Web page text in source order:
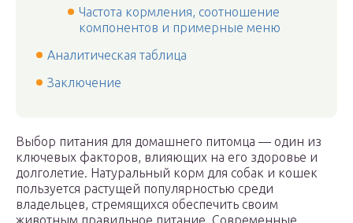
Частота кормления, соотношение
компонентов и примерные меню
Аналитическая таблица
Заключение
Выбор питания для домашнего питомца — один из
ключевых факторов, влияющих на его здоровье и
долголетие. Натуральный корм для собак и кошек
пользуется растущей популярностью среди
владельцев, стремящихся обеспечить своим
животным правильное питание. Современные